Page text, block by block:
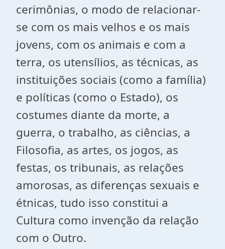
cerimônias, o modo de relacionar-
se com os mais velhos e os mais
jovens, com os animais e com a
terra, os utensílios, as técnicas, as
instituições sociais (como a família)
e políticas (como o Estado), os
costumes diante da morte, a
guerra, o trabalho, as ciências, a
Filosofia, as artes, os jogos, as
festas, os tribunais, as relações
amorosas, as diferenças sexuais e
étnicas, tudo isso constitui a
Cultura como invenção da relação
com o Outro.